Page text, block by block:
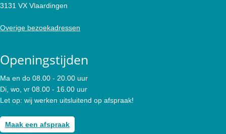
3131 VX Vlaardingen
Overige bezoekadressen
Openingstijden
Ma en do 08.00 - 20.00 uur
Di, wo, vr 08.00 - 16.00 uur
Let op: wij werken uitsluitend op afspraak!
Maak een afspraak